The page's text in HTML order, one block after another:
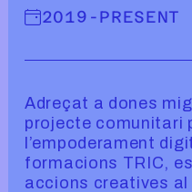
2019 -PRESENT
Adreçat a dones
projecte comunitari
l’empoderament
formacions TRIC,
accions creatives al